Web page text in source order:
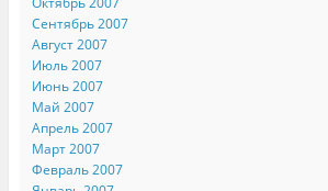
Сентябрь 2007
Август 2007
Июль 2007
Июнь 2007
Май 2007
Апрель 2007
Март 2007
Февраль 2007